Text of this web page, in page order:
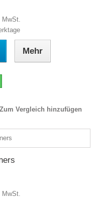
MwSt.
Mehr
Zum Vergleich hinzufügen
MwSt.